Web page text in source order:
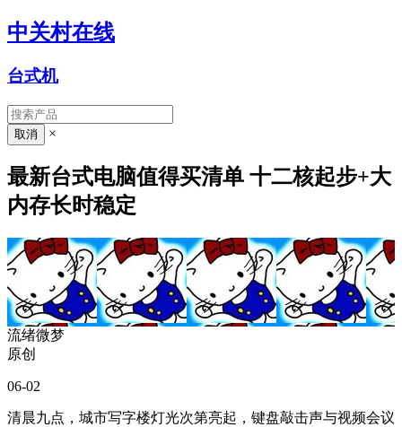
中关村在线
台式机
×
最新台式电脑值得买清单 十二核起步+大
内存长时稳定
流绪微梦
原创
06-02
清晨九点，城市写字楼灯光次第亮起，键盘敲击声与视频会议